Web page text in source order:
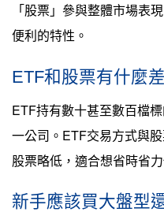
「股票」參與整體市場表
便利的特性。
ETF和股票有什麼
ETF持有數十甚至數百檔
一公司。ETF交易方式與
股票略低，適合想省時省
新手應該買大盤型